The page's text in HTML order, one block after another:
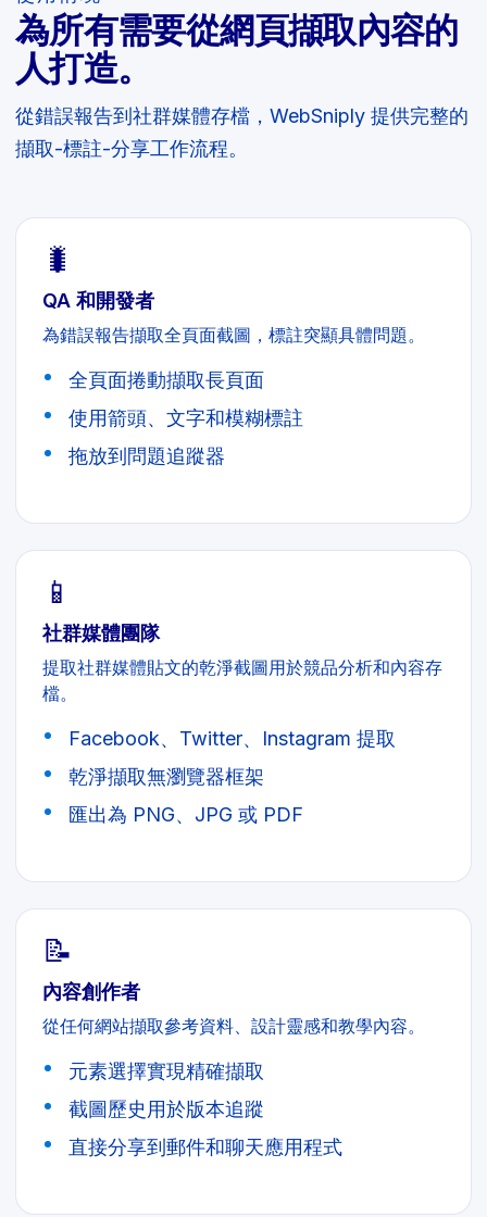
為所有需要從網頁擷取內容的
人打造。
從錯誤報告到社群媒體存檔，WebSniply 提供完整的
擷取-標註-分享工作流程。
🐛
QA 和開發者
為錯誤報告擷取全頁面截圖，標註突顯具體問題。
全頁面捲動擷取長頁面
使用箭頭、文字和模糊標註
拖放到問題追蹤器
📱
社群媒體團隊
提取社群媒體貼文的乾淨截圖用於競品分析和內容存
檔。
Facebook、Twitter、Instagram 提取
乾淨擷取無瀏覽器框架
匯出為 PNG、JPG 或 PDF
📝
內容創作者
從任何網站擷取參考資料、設計靈感和教學內容。
元素選擇實現精確擷取
截圖歷史用於版本追蹤
直接分享到郵件和聊天應用程式